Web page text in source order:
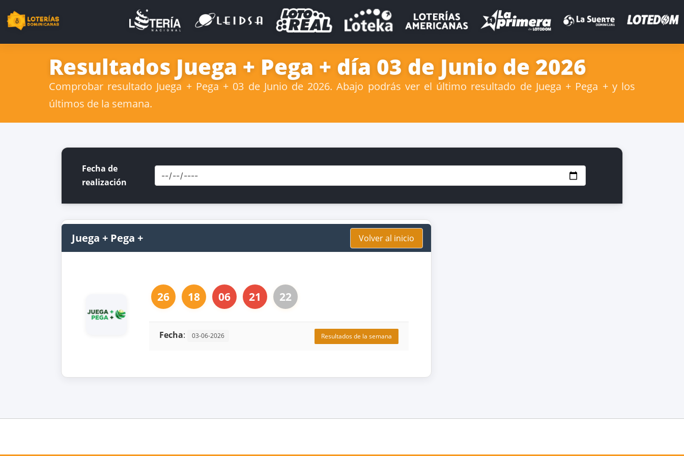
Resultados Juega + Pega + día 03 de Junio de 2026
Comprobar resultado Juega + Pega + 03 de Junio de 2026. Abajo podrás ver el último resultado de Juega + Pega + y los
últimos de la semana.
Fecha de
realización
Juega + Pega + Volver al inicio
26 18 06 21 22
Fecha: 03-06-2026 Resultados de la semana